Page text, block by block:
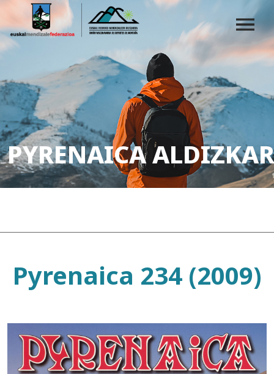
PYRENAICA
Pyrenaica 234 (2009)